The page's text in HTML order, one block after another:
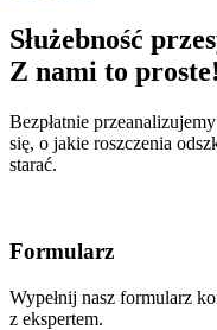
Służebność
Z nami to proste!
Bezpłatnie
się, o jakie roszczenia
starać.
Formularz
Wypełnij nasz formularz
z ekspertem.